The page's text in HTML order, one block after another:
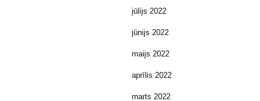
jūlijs 2022
jūnijs 2022
maijs 2022
aprīlis 2022
marts 2022